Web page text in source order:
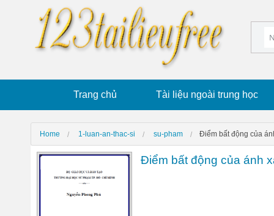
Trang chủ Tài liệu ngoài trung học
Home 1-luan-an-thac-si su-pham Điểm bất động của
Điểm bất động của ánh